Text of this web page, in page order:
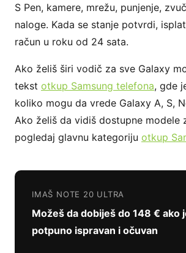
S Pen, kamere, mrežu, punjenje,
naloge. Kada se stanje potvrdi,
račun u roku od 24 sata.
Ako želiš širi vodič za sve Galaxy
tekst otkup Samsung telefona, gde
koliko mogu da vrede Galaxy A, S,
Ako želiš da vidiš dostupne modele
pogledaj glavnu kategoriju otkup
IMAŠ NOTE 20 ULTRA
Možeš da dobiješ do 148 € ako
potpuno ispravan i očuvan